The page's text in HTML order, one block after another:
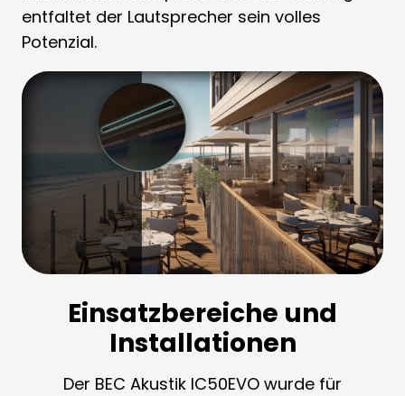
entfaltet der Lautsprecher sein volles
Potenzial.
Einsatzbereiche und
Installationen
Der BEC Akustik IC50EVO wurde für